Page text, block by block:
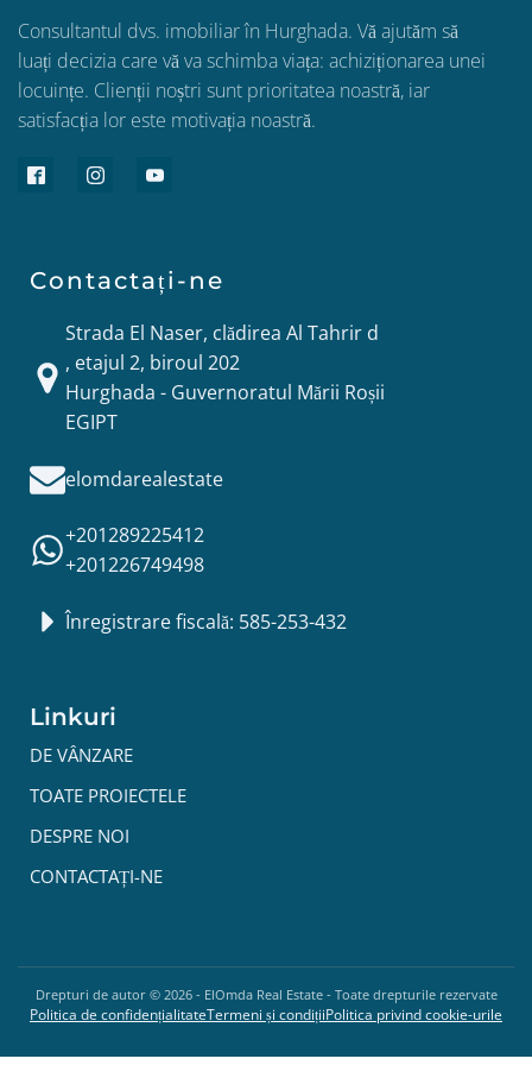
Consultantul dvs. imobiliar în Hurghada. Vă ajutăm să
luați decizia care vă va schimba viața: achiziționarea unei
locuințe. Clienții noștri sunt prioritatea noastră, iar
satisfacția lor este motivația noastră.
Contactați-ne
Strada El Naser, clădirea Al Tahrir d
, etajul 2, biroul 202
Hurghada - Guvernoratul Mării Roșii
EGIPT
elomdarealestate
+201289225412
+201226749498
Înregistrare fiscală: 585-253-432
Linkuri
DE VÂNZARE
TOATE PROIECTELE
DESPRE NOI
CONTACTAȚI-NE
Drepturi de autor © 2026- ElOmda Real Estate - Toate drepturile rezervate
Politica de confidențialitateTermeni și condițiiPolitica privind cookie-urile